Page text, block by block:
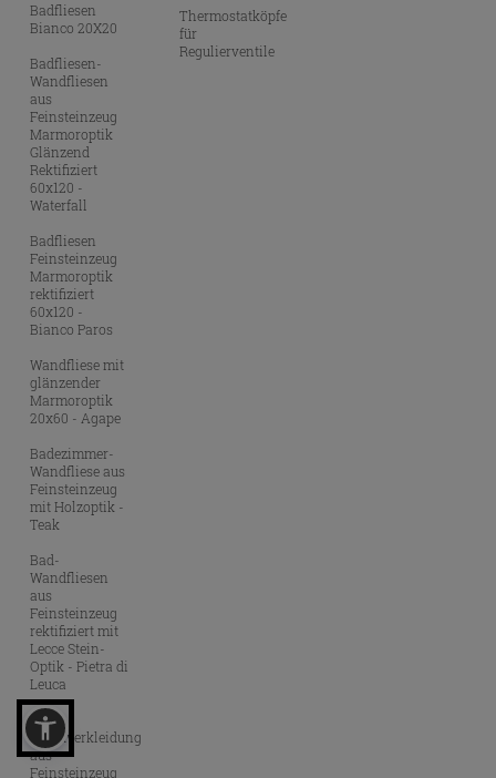
Badfliesen
Bianco 20X20
Badfliesen-
Wandfliesen
aus
Feinsteinzeug
Marmoroptik
Glänzend
Rektifiziert
60x120 -
Waterfall
Badfliesen
Feinsteinzeug
Marmoroptik
rektifiziert
60x120 -
Bianco Paros
Wandfliese mit
glänzender
Marmoroptik
20x60 - Agape
Badezimmer-
Wandfliese aus
Feinsteinzeug
mit Holzoptik -
Teak
Bad-
Wandfliesen
aus
Feinsteinzeug
rektifiziert mit
Lecce Stein-
Optik - Pietra di
Leuca
Bad-
Wandverkleidung
aus
Feinsteinzeug
Thermostatköpfe
für
Regulierventile